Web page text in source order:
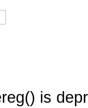
is